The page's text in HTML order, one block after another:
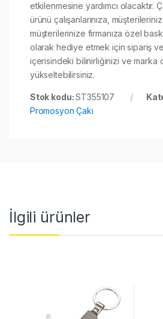
etkilenmesine yardımcı olacaktır.
ürünü çalışanlarınıza,
müşterilerinize firmanıza özel
olarak hediye etmek için sipariş
içerisindeki bilinirliğinizi ve marka
yükseltebilirsiniz.
Stok kodu:ST355107
Promosyon Çakı
İlgili ürünler